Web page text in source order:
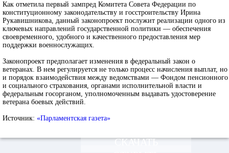
Как отметила первый зампред Комитета Совета Федерации по
конституционному законодательству и госстроительству Ирина
Рукавишникова, данный законопроект послужит реализации одного из
ключевых направлений государственной политики — обеспечения
своевременного, удобного и качественного предоставления мер
поддержки военнослужащих.
Законопроект предполагает изменения в федеральный закон о
ветеранах. В нем регулируется не только процесс начисления выплат, но
и порядок взаимодействия между ведомствами — Фондом пенсионного
и социального страхования, органами исполнительной власти и
федеральным госорганом, уполномоченным выдавать удостоверение
ветерана боевых действий.
Источник: «Парламентская газета»
СКАЧАТЬ